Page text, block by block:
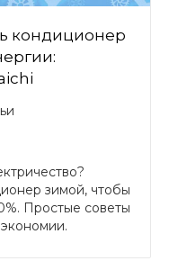
кондиционер
зимой, чтобы
Простые советы